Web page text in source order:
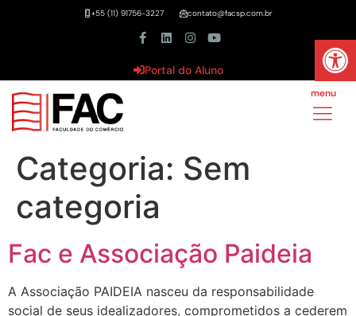
Abrir
+55 (11) 91756-3227 contato@facsp.com.br
Portal do Aluno
menu
Categoria: Sem
categoria
Fac e Associação Paideia
A Associação PAIDEIA nasceu da responsabilidade
social de seus idealizadores, comprometidos a cederem